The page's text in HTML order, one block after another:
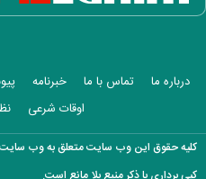
وزارت خارجه پاکستان: پیمان دفاعی
کلاهبرداری رمزارزی
درباره ما تماس با ما خبرنامه
اوقات شرعی